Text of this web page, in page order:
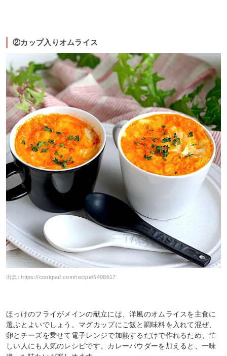
②カップ入りオムライス
出典: https://cookpad.com/recipe/5498617
ほっけのフライがメインの献立には、洋風のオムライスを主食に
選ぶとよいでしょう。マグカップにご飯と調味料を入れて混ぜ、
卵とチーズを乗せて電子レンジで加熱するだけで作れるため、忙
しい人にも人気のレシピです。カレーパウダーを加えると、一味